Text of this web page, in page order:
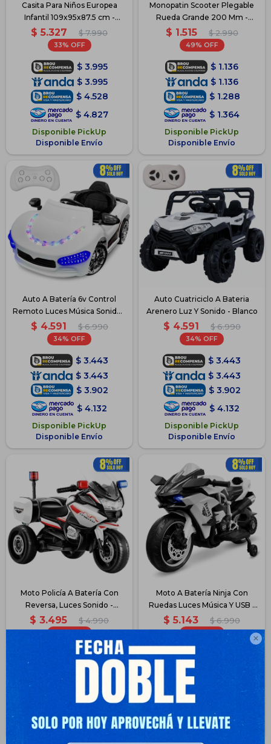

Casita Para Niños Europea
Infantil 109x95x87.5 cm -
Blanco
$ 5.327 $ 7.990
33
$ 3.995
$ 3.995
$ 4.528
$ 4.827
Disponible PickUp
Disponible Envío
Monopatin Scooter Plegable
Rueda Grande 200 Mm -
Blanco
$ 1.515 $ 2.990
49
$ 1.136
$ 1.136
$ 1.288
$ 1.364
Disponible PickUp
Disponible Envío
Auto A Batería 6v Control
Remoto Luces Música Sonido -
Blanco
$ 4.591 $ 6.990
34
$ 3.443
$ 3.443
$ 3.902
$ 4.132
Disponible PickUp
Disponible Envío
Auto Cuatriciclo A Bateria
Arenero Luz Y Sonido - Blanco
$ 4.591 $ 6.990
34
$ 3.443
$ 3.443
$ 3.902
$ 4.132
Disponible PickUp
Disponible Envío
Moto Policía A Batería Con
Reversa, Luces Sonido -
Blanco
$ 3.495 $ 4.990
29
$ 2.621
2.621
$ 3.146
Disponible PickUp
Disponible Envío
Moto A Batería Ninja Con
Ruedas Luces Música Y USB -
Blanco
$ 5.143 $ 6.990
26
Disponible PickUp
Disponible Envío